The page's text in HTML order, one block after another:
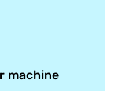
machine